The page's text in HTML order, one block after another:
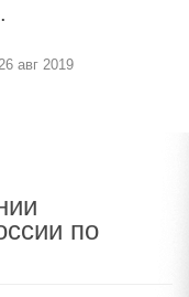
авг 2019
по